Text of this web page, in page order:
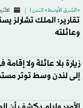
«الشرق الأوسط» (لندن ) الاثنين 20/07
تقارير: الملك تشارلز
وعائلته
زيارة بلا عائلة ولا
إلى لندن وسط توتر